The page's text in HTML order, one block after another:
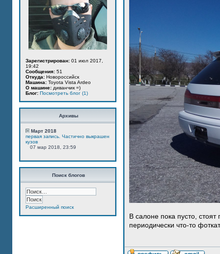
Зарегистрирован: 01 июл 2017,
19:42
Сообщения: 51
Откуда: Новороссийск
Машина: Toyota Vista Ardeo
О машине: диванчик =)
Блог: Посмотреть блог (1)
Архивы
Март 2018
первая запись. Частично выкрашен
кузов
07 мар 2018, 23:59
Поиск блогов
Расширенный поиск
В салоне пока пусто,
периодически что-то